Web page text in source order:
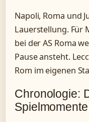
Napoli, Roma und
Lauerstellung. Für
bei der AS Roma
Pause ansteht.
Rom im eigenen
Chronologie:
Spielmomente